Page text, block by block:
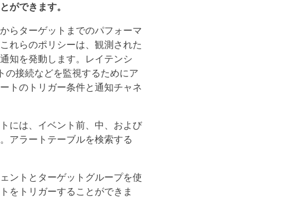
ができます。
らターゲットまでのパフォーマ
れらのポリシーは、観測された
知を発動します。レイテンシ
の接続などを監視するためにア
トのトリガー条件と通知チャネ
には、イベント前、中、および
アラートテーブルを検索する
ントとターゲットグループを使
をトリガーすることができま